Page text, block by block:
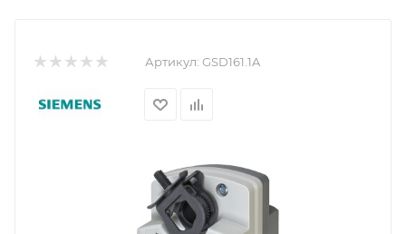
Артикул: GSD161.1A